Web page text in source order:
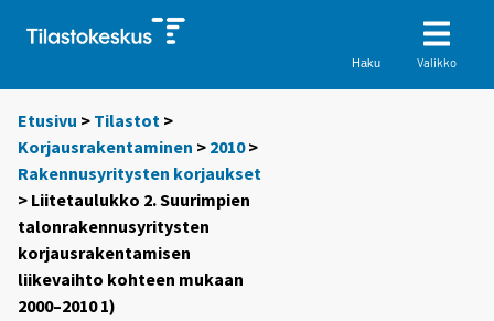
Haku Valikko
Etusivu > Tilastot >
Korjausrakentaminen > 2010>
Rakennusyritysten korjaukset
> Liitetaulukko 2. Suurimpien
talonrakennusyritysten
korjausrakentamisen
liikevaihto kohteen mukaan
2000–2010 1)